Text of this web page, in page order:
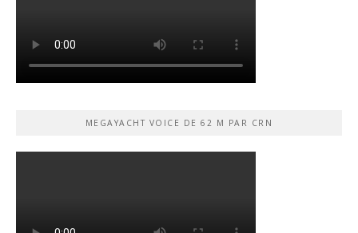
MEGAYACHT VOICE DE 62 M PAR CRN